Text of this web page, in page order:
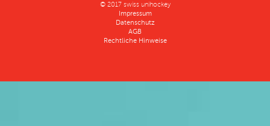
© 2017 swiss unihockey
Impressum
Datenschutz
AGB
Rechtliche Hinweise